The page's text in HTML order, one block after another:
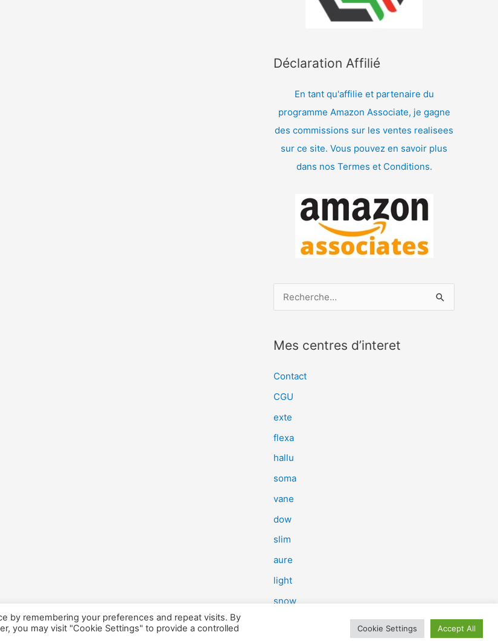
Déclaration Affilié
En tant qu'affilie et partenaire du
programme Amazon Associate, je gagne
des commissions sur les ventes realisees
sur ce site. Vous pouvez en savoir plus
dans nos Termes et Conditions.
e
e
r
:
Mes centres d’interet
Contact
CGU
exte
flexa
hallu
soma
vane
dow
slim
aure
light
snow
by remembering your preferences and repeat visits. By
you may visit "Cookie Settings" to provide a controlled
Cookie Settings Accept All